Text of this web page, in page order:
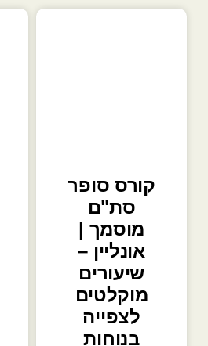
קורס סופר
סת"ם
מוסמך |
אונליין –
שיעורים
מוקלטים
לצפייה
בנוחות